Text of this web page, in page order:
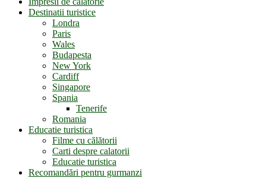
Destinatii turistice
Londra
Paris
Wales
Budapesta
New York
Cardiff
Singapore
Spania
Tenerife
Romania
Educatie turistica
Filme cu călătorii
Carti despre calatorii
Educatie turistica
Recomandări pentru gurmanzi